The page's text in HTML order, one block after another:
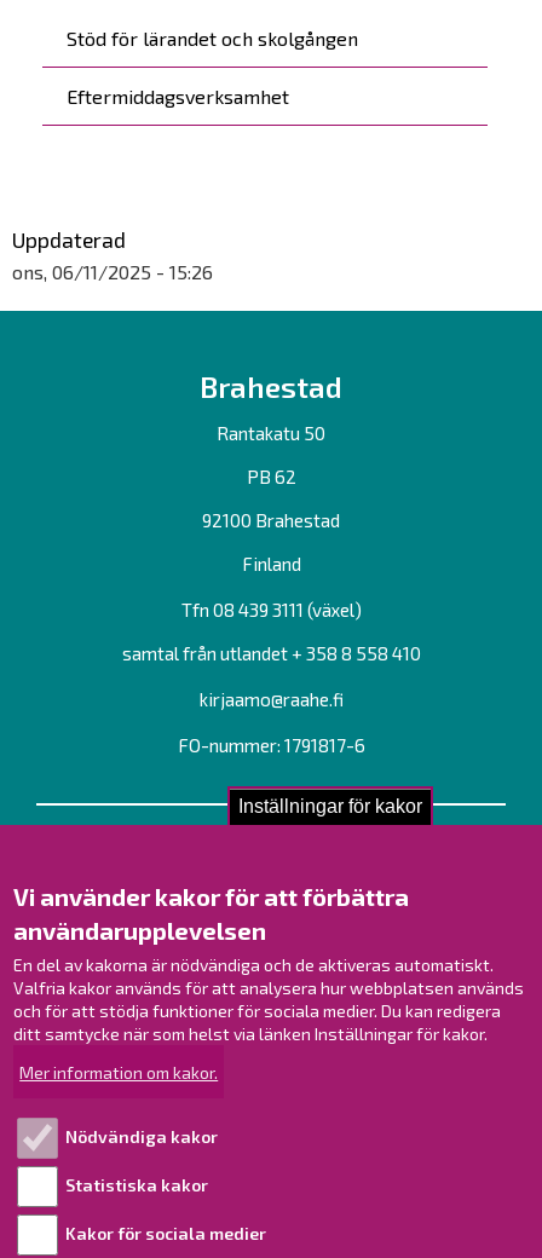
Inställningar för kakor
Vi använder kakor för att förbättra
användarupplevelsen
En del av kakorna är nödvändiga och de aktiveras automatiskt.
Valfria kakor används för att analysera hur webbplatsen används
och för att stödja funktioner för sociala medier. Du kan redigera
ditt samtycke när som helst via länken Inställningar för kakor.
Mer information om kakor.
Nödvändiga kakor
Statistiska kakor
Kakor för sociala medier
Stöd för lärandet och skolgången
Eftermiddagsverksamhet
Uppdaterad
ons, 06/11/2025 - 15:26
Brahestad
Rantakatu 50
PB 62
92100 Brahestad
Finland
Tfn 08 439 3111 (växel)
samtal från utlandet + 358 8 558 410
kirjaamo@raahe.fi
FO-nummer: 1791817-6
Kontakt
Verksamhetsställen
Kontaktuppgifter till personalen
Guidekarta
Brahestad på Facebook
Brahestad på LinkedIn